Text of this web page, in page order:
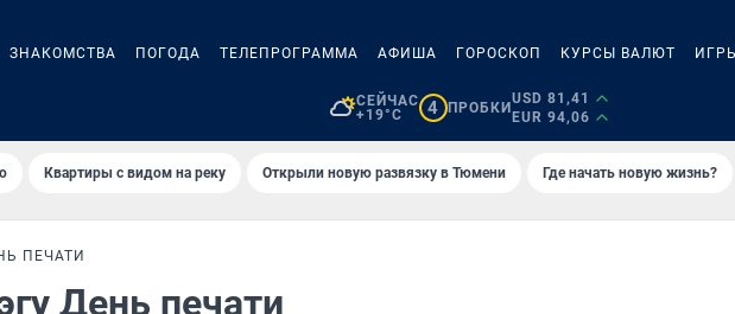
ЗНАКОМСТВА ПОГОДА ТЕЛЕПРОГРАММА АФИША ГОРОСКОП КУРСЫ ВАЛЮТ
СЕЙЧАС
+19°C
4 ПРОБКИ
USD 81,41
EUR 94,06
Квартиры с видом на реку Открыли новую развязку в Тюмени Где начать новую жизнь?
ПЕЧАТИ
День печати